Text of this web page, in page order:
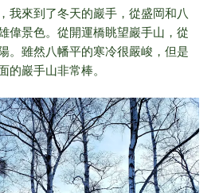
我來到了冬天的巖手，從盛岡和八
偉景色。從開運橋眺望巖手山，從
。雖然八幡平的寒冷很嚴峻，但是
的巖手山非常棒。